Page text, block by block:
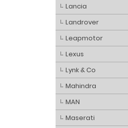
Lancia
Landrover
Leapmotor
Lexus
Lynk & Co
Mahindra
MAN
Maserati